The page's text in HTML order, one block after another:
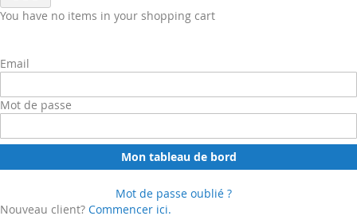
You have no items in your shopping cart
Email
Mot de passe
Mon tableau de bord
Mot de passe oublié ?
Nouveau client? Commencer ici.